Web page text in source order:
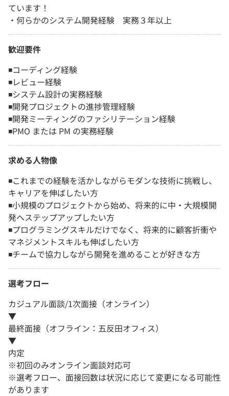
ています！
・何らかのシステム開発経験 実務３年以上
歓迎要件
◾️コーディング経験
◾️レビュー経験
◾️システム設計の実務経験
◾️開発プロジェクトの進捗管理経験
◾️開発ミーティングのファシリテーション経験
◾️PMO または PM の実務経験
求める人物像
◾️これまでの経験を活かしながらモダンな技術に挑戦し、
キャリアを伸ばしたい方
◾️小規模のプロジェクトから始め、将来的に中・大規模開
発へステップアップしたい方
◾️プログラミングスキルだけでなく、将来的に顧客折衝や
マネジメントスキルも伸ばしたい方
◾️チームで協力しながら開発を進めることが好きな方
選考フロー
カジュアル面談/1次面接（オンライン）
▼
最終面接（オフライン：五反田オフィス）
▼
内定
※初回のみオンライン面談対応可
※選考フロー、面接回数は状況に応じて変更になる可能性
があります